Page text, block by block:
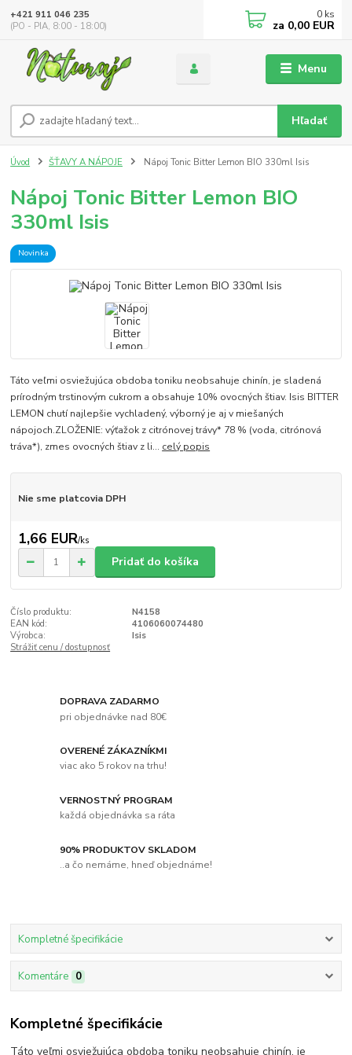
Menu
Hľadať
+421 911 046 235
(PO - PIA, 8:00 - 18:00)
0 ks
za 0,00 EUR
Úvod ŠŤAVY A NÁPOJE Nápoj Tonic Bitter Lemon BIO 330ml Isis
Nápoj Tonic Bitter Lemon BIO
330ml Isis
Novinka
Táto veľmi osviežujúca obdoba toniku neobsahuje chinín, je sladená
prírodným trstinovým cukrom a obsahuje 10% ovocných štiav. Isis BITTER
LEMON chutí najlepšie vychladený, výborný je aj v miešaných
nápojoch.ZLOŽENIE: výťažok z citrónovej trávy* 78 % (voda, citrónová
tráva*), zmes ovocných štiav z li... celý popis
Nie sme platcovia DPH
1,66 EUR/ks
Pridať do košíka
Číslo produktu:
N4158
EAN kód:
4106060074480
Výrobca:
Isis
Strážiť cenu / dostupnosť
DOPRAVA ZADARMO
pri objednávke nad 80€
OVERENÉ ZÁKAZNÍKMI
viac ako 5 rokov na trhu!
VERNOSTNÝ PROGRAM
každá objednávka sa ráta
90% PRODUKTOV SKLADOM
..a čo nemáme, hneď objednáme!
Kompletné špecifikácie
Komentáre 0
Kompletné špecifikácie
Táto veľmi osviežujúca obdoba toniku neobsahuje chinín, je